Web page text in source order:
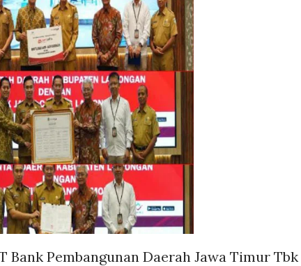
Bank Pembangunan Daerah Jawa Timur Tbk